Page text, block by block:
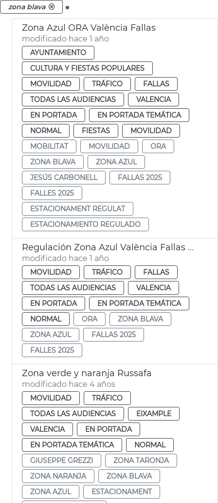
zona blava
Zona Azul ORA València Fallas
modificado hace 1 año
AYUNTAMIENTO
CULTURA Y FIESTAS POPULARES
MOVILIDAD
TRÁFICO
FALLAS
TODAS LAS AUDIENCIAS
VALENCIA
EN PORTADA
EN PORTADA TEMÁTICA
NORMAL
FIESTAS
MOVILIDAD
MOBILITAT
MOVILIDAD
ORA
ZONA BLAVA
ZONA AZUL
JESÚS CARBONELL
FALLAS 2025
FALLES 2025
ESTACIONAMENT REGULAT
ESTACIONAMIENTO REGULADO
Regulación Zona Azul València Fallas 2025
modificado hace 1 año
MOVILIDAD TRÁFICO
FALLAS
TODAS LAS AUDIENCIAS
VALENCIA
EN PORTADA
EN PORTADA TEMÁTICA
NORMAL
ORA
ZONA BLAVA
ZONA AZUL
FALLAS 2025
FALLES 2025
Zona verde y naranja Russafa
modificado hace 4 años
MOVILIDAD
TRÁFICO
TODAS LAS AUDIENCIAS
EIXAMPLE
VALENCIA
EN PORTADA
EN PORTADA TEMÁTICA
NORMAL
GIUSEPPE GREZZI
ZONA TARONJA
ZONA NARANJA
ZONA BLAVA
ZONA AZUL
ESTACIONAMENT